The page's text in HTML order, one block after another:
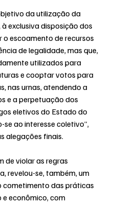
da utilização da
exclusiva disposição dos
escoamento de recursos
de legalidade, mas que,
utilizados para
e cooptar votos para
nas urnas, atendendo a
e a perpetuação dos
eletivos do Estado do
se ao interesse coletivo”,
alegações finais.
de violar as regras
revelou-se, também, um
cometimento das práticas
econômico, com